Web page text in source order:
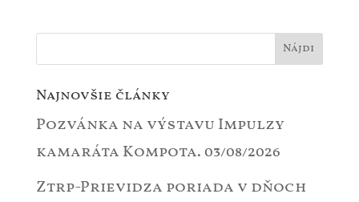
Najnovšie články
Pozvánka na výstavu Impulzy
kamaráta Kompota. 03/08/2026
Ztrp-Prievidza poriada v dňoch